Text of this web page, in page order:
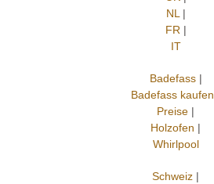
NL|
FR|
IT
Badefass|
Badefass kaufen
Preise |
Holzofen |
Whirlpool
Schweiz |